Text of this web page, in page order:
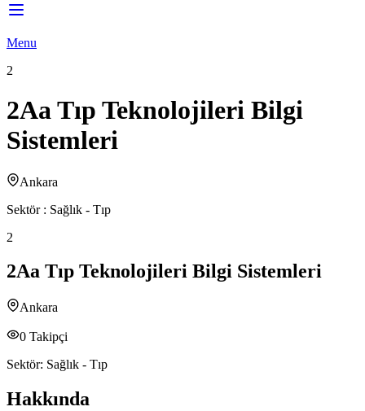
Menu
2
2Aa Tıp Teknolojileri Bilgi
Sistemleri
Ankara
Sektör : Sağlık - Tıp
2
2Aa Tıp Teknolojileri Bilgi Sistemleri
Ankara
0 Takipçi
Sektör: Sağlık - Tıp
Hakkında